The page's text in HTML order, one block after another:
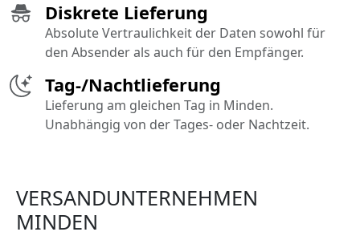
Diskrete Lieferung
Absolute Vertraulichkeit der Daten sowohl für
den Absender als auch für den Empfänger.
Tag-/Nachtlieferung
Lieferung am gleichen Tag in Minden.
Unabhängig von der Tages- oder Nachtzeit.
VERSANDUNTERNEHMEN
MINDEN